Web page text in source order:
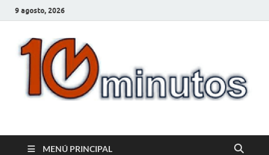
9 agosto, 2026
10minutos.com.uy
MENÚ PRINCIPAL